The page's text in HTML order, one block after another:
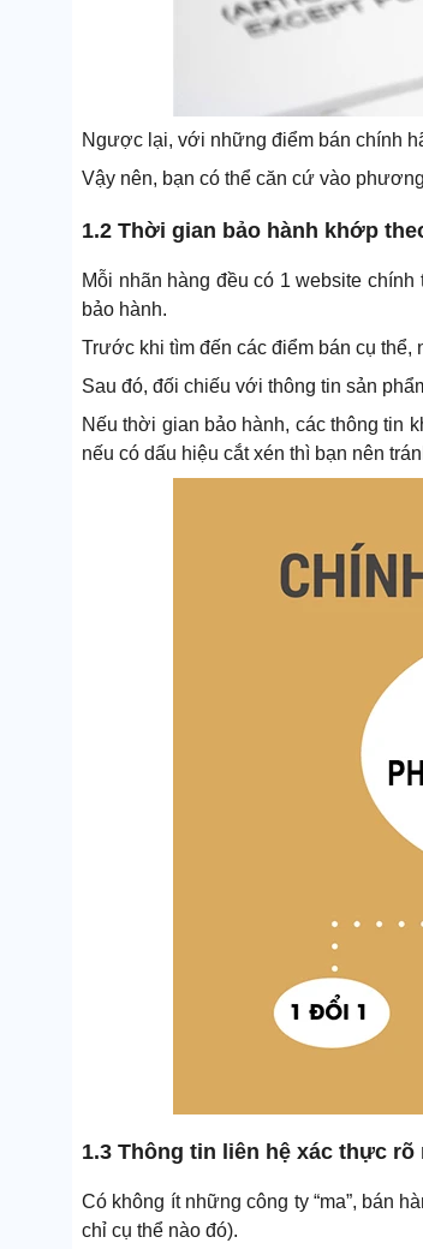
Ngược lại, với những điểm bán chính
Vậy nên, bạn có thể căn cứ vào
1.2 Thời gian bảo hành khớp
Mỗi nhãn hàng đều có 1 website
bảo hành.
Trước khi tìm đến các điểm bán cụ
Sau đó, đối chiếu với thông tin sản
Nếu thời gian bảo hành, các thông tin
nếu có dấu hiệu cắt xén thì bạn nên
1.3 Thông tin liên hệ xác thực rõ
Có không ít những công ty “ma”, bán
chỉ cụ thể nào đó).